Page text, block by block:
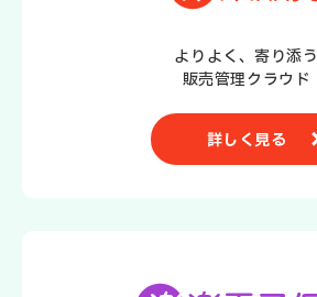
よりよく、寄り添う
販売管理クラウド
詳しく見る